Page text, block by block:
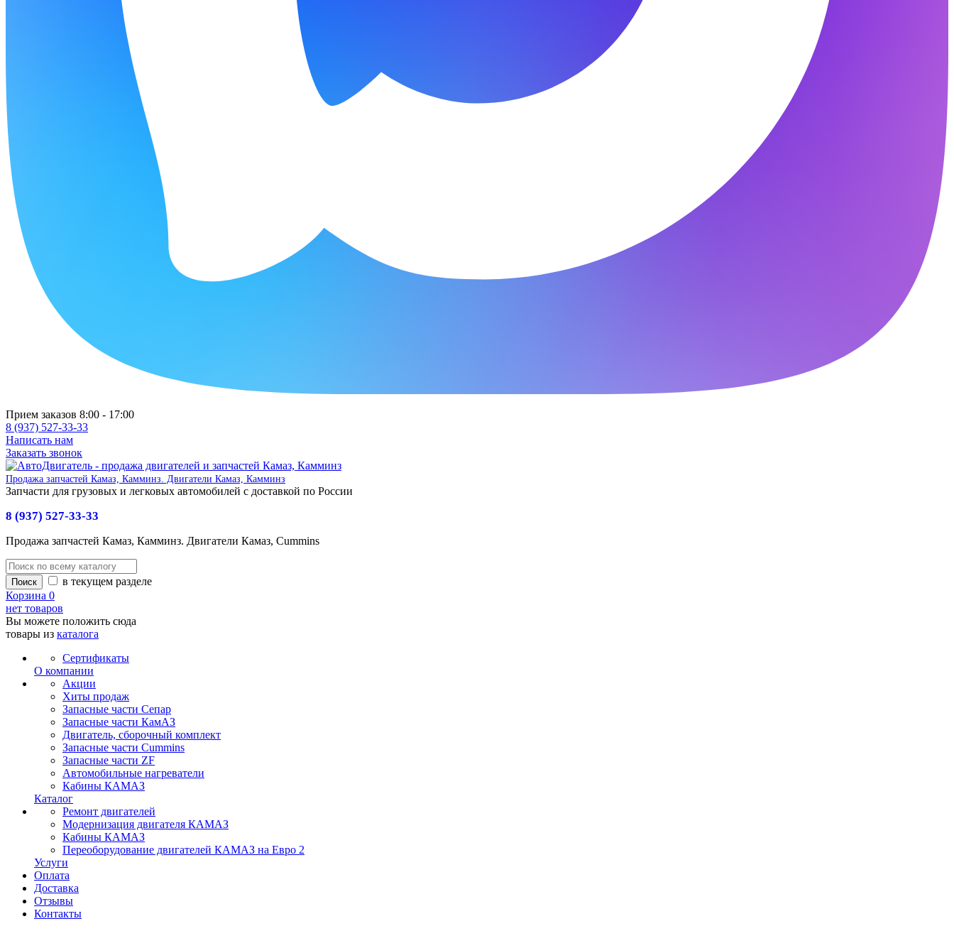
Прием заказов 8:00 - 17:00
8 (937) 527-33-33
Написать нам
Заказать звонок
Продажа запчастей Камаз, Камминз. Двигатели Камаз, Камминз
Запчасти для грузовых и легковых автомобилей с доставкой по России
8 (937) 527-33-33
Продажа запчастей Камаз, Камминз. Двигатели Камаз, Cummins
в текущем разделе
Корзина 0
нет товаров
Вы можете положить сюда
товары из каталога
Сертификаты
О компании
Акции
Хиты продаж
Запасные части Сепар
Запасные части КамАЗ
Двигатель, сборочный комплект
Запасные части Cummins
Запасные части ZF
Автомобильные нагреватели
Кабины КАМАЗ
Каталог
Ремонт двигателей
Модернизация двигателя КАМАЗ
Кабины КАМАЗ
Переоборудование двигателей КАМАЗ на Евро 2
Услуги
Оплата
Доставка
Отзывы
Контакты